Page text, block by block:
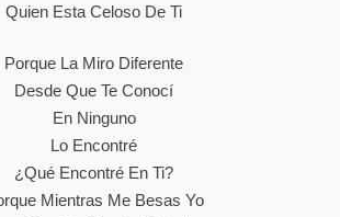
Quien Esta Celoso De Ti
Porque La Miro Diferente
Desde Que Te Conocí
En Ninguno
Lo Encontré
¿Qué Encontré En Ti?
Mientras Me Besas Yo